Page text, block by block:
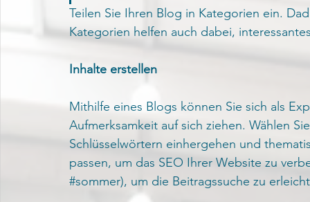
Teilen Sie Ihren Blog in Kategorien ein.
Kategorien helfen auch dabei,
Inhalte erstellen
Mithilfe eines Blogs können Sie sich als
Aufmerksamkeit auf sich ziehen. Wählen
Schlüsselwörtern einhergehen und
passen, um das SEO Ihrer Website zu
#sommer), um die Beitragssuche zu